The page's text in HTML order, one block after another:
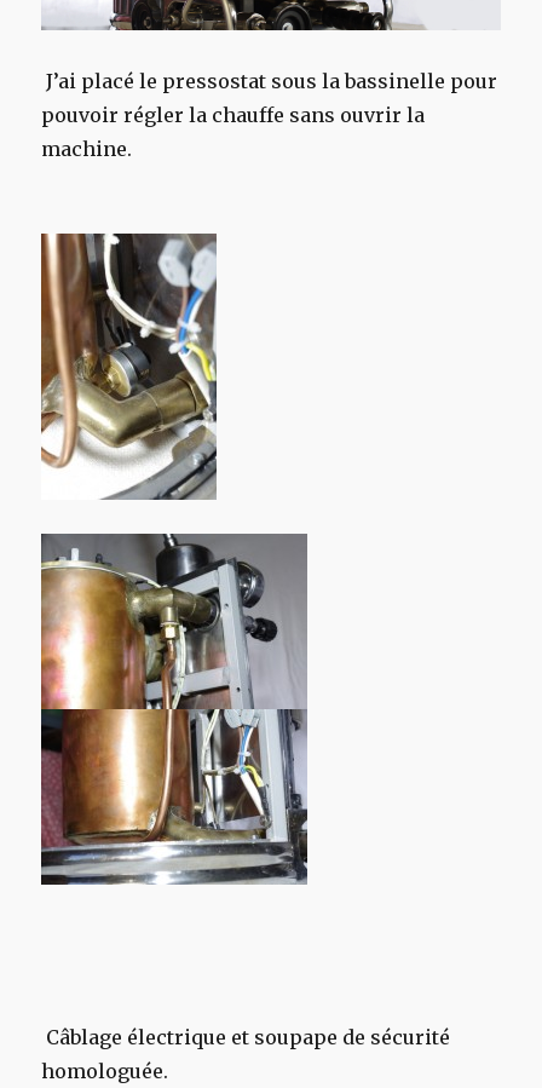
J’ai placé le pressostat sous la bassinelle pour
pouvoir régler la chauffe sans ouvrir la
machine.
Câblage électrique et soupape de sécurité
homologuée.